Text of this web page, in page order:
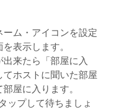
ーム・アイコンを設定
表示します。
来たら「部屋に入
てホストに聞いた部屋
屋に入ります。
ップして待ちましょ